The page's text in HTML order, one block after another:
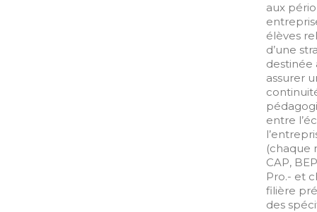
aux
élèves
d’une
destinée
assurer
entre
(chaque
CAP,
Pro.- et
filière
des